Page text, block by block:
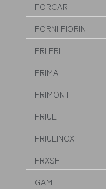
FORCAR
FORNI FIORINI
FRI FRI
FRIMA
FRIMONT
FRIUL
FRIULINOX
FRXSH
GAM